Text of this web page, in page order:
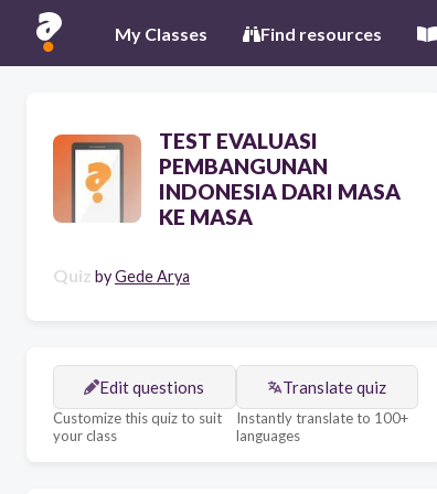
My Classes Find resources
TEST EVALUASI
PEMBANGUNAN
INDONESIA DARI MASA
KE MASA
Quiz byGede Arya
Edit questions
Customize this quiz to suit
your class
Translate quiz
Instantly translate to 100+
languages